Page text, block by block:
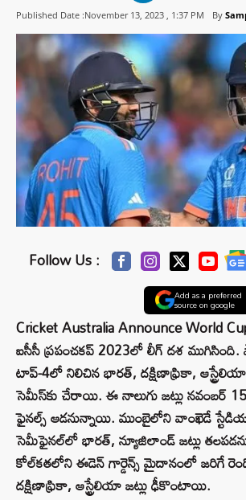
Published Date :November 13, 2023 , 1:37 PM By
Follow Us :
Add as a preferred
source on google
Cricket Australia Announce World
ఐసీసీ ప్రపంచకప్ 2023లో లీగ్ దశ
టాప్-4లో నిలిచిన భారత్, దక్షిణాఫ్రికా,
సెమీస్‌కు చేరాయి. ఈ నాలుగు జట్లు నవంబర్
ఫైనల్స్ ఆడనున్నాయి. ముంబైలోని వాంఖెడే
సెమీఫైనల్‌లో భారత్, న్యూజిలాండ్ జట్లు
కోల్‌కతలోని ఈడెన్ గార్డెన్స్‌ మైదానంలో జరిగే
దక్షిణాఫ్రికా, ఆస్ట్రేలియా జట్లు ఢీకొంటాయి.